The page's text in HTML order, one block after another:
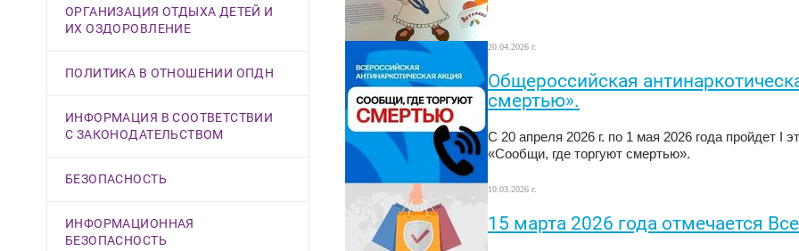
ОРГАНИЗАЦИЯ ОТДЫХА ДЕТЕЙ И
ИХ ОЗДОРОВЛЕНИЕ
ПОЛИТИКА В ОТНОШЕНИИ ОПДН
ИНФОРМАЦИЯ В СООТВЕТСТВИИ
С ЗАКОНОДАТЕЛЬСТВОМ
БЕЗОПАСНОСТЬ
ИНФОРМАЦИОННАЯ
БЕЗОПАСНОСТЬ
20.04.2026 г.
Общероссийская
смертью».
С 20 апреля 2026 г. по 1 мая 2026 года пройдет I
«Сообщи, где торгуют смертью».
10.03.2026 г.
15 марта 2026 года отмечается